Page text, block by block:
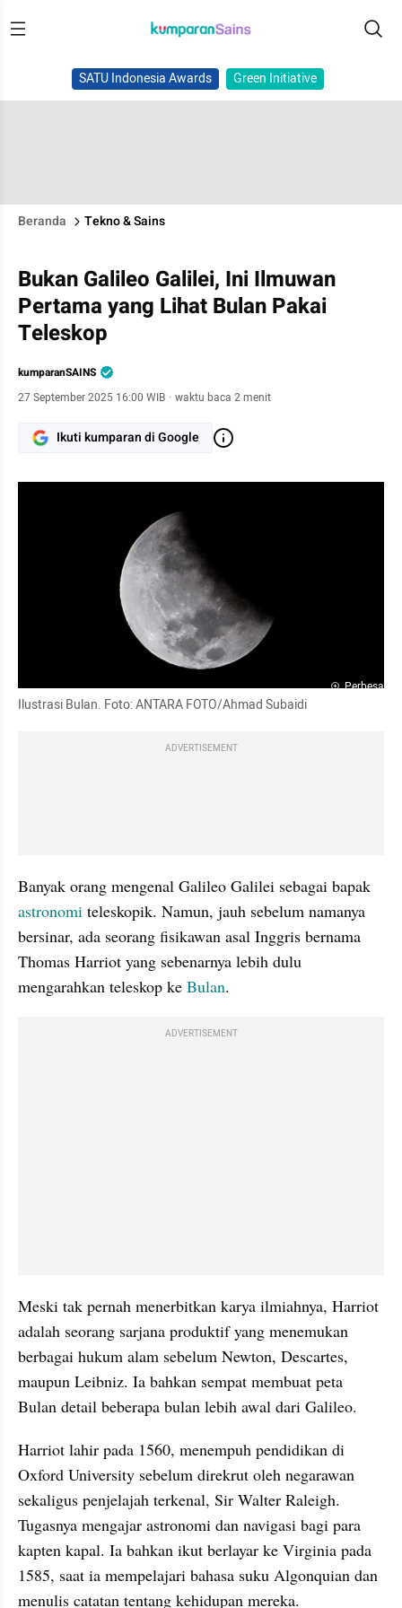
SATU Indonesia Awards Green Initiative
Beranda Tekno & Sains
Bukan Galileo Galilei, Ini Ilmuwan
Pertama yang Lihat Bulan Pakai
Teleskop
kumparanSAINS
27 September 2025 16:00 WIB · waktu baca 2 menit
Ikuti kumparan di Google
Perbesar
Ilustrasi Bulan. Foto: ANTARA FOTO/Ahmad Subaidi
ADVERTISEMENT
astronomi teleskopik. Namun, jauh sebelum namanya
bersinar, ada seorang fisikawan asal Inggris bernama
Thomas Harriot yang sebenarnya lebih dulu
mengarahkan teleskop ke Bulan.
ADVERTISEMENT
Meski tak pernah menerbitkan karya ilmiahnya, Harriot
adalah seorang sarjana produktif yang menemukan
berbagai hukum alam sebelum Newton, Descartes,
maupun Leibniz. Ia bahkan sempat membuat peta
Bulan detail beberapa bulan lebih awal dari Galileo.
Harriot lahir pada 1560, menempuh pendidikan di
Oxford University sebelum direkrut oleh negarawan
sekaligus penjelajah terkenal, Sir Walter Raleigh.
Tugasnya mengajar astronomi dan navigasi bagi para
kapten kapal. Ia bahkan ikut berlayar ke Virginia pada
1585, saat ia mempelajari bahasa suku Algonquian dan
menulis catatan tentang kehidupan mereka.